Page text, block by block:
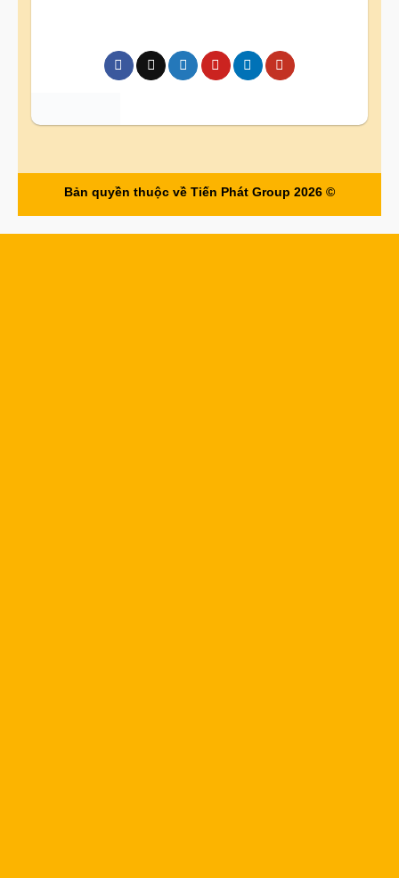
Bản quyền thuộc về Tiến Phát Group 2026 ©